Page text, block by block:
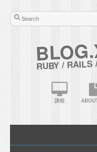
RUBY /
課程